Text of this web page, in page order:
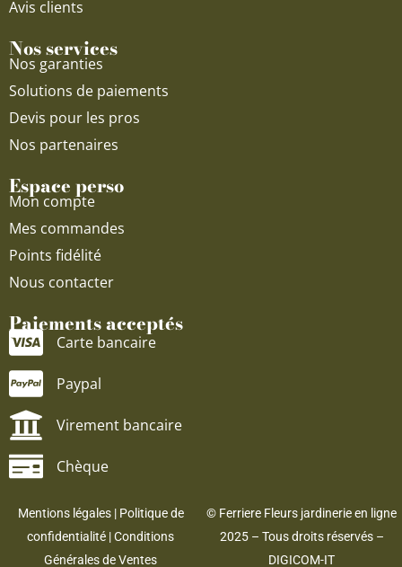
Avis clients
Nos services
Nos garanties
Solutions de paiements
Devis pour les pros
Nos partenaires
Espace perso
Mon compte
Mes commandes
Points fidélité
Nous contacter
Paiements acceptés
Carte bancaire
Paypal
Virement bancaire
Chèque
Mentions légales| Politique de
confidentialité |Conditions
Générales de Ventes
© Ferriere Fleurs jardinerie en ligne
2025 – Tous droits réservés –
DIGICOM-IT